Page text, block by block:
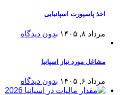
اخذ پاسپورت اسپانیایی
مرداد ۸, ۱۴۰۵ بدون دیدگاه
مشاغل مورد نیاز اسپانیا
مرداد ۶, ۱۴۰۵ بدون دیدگاه